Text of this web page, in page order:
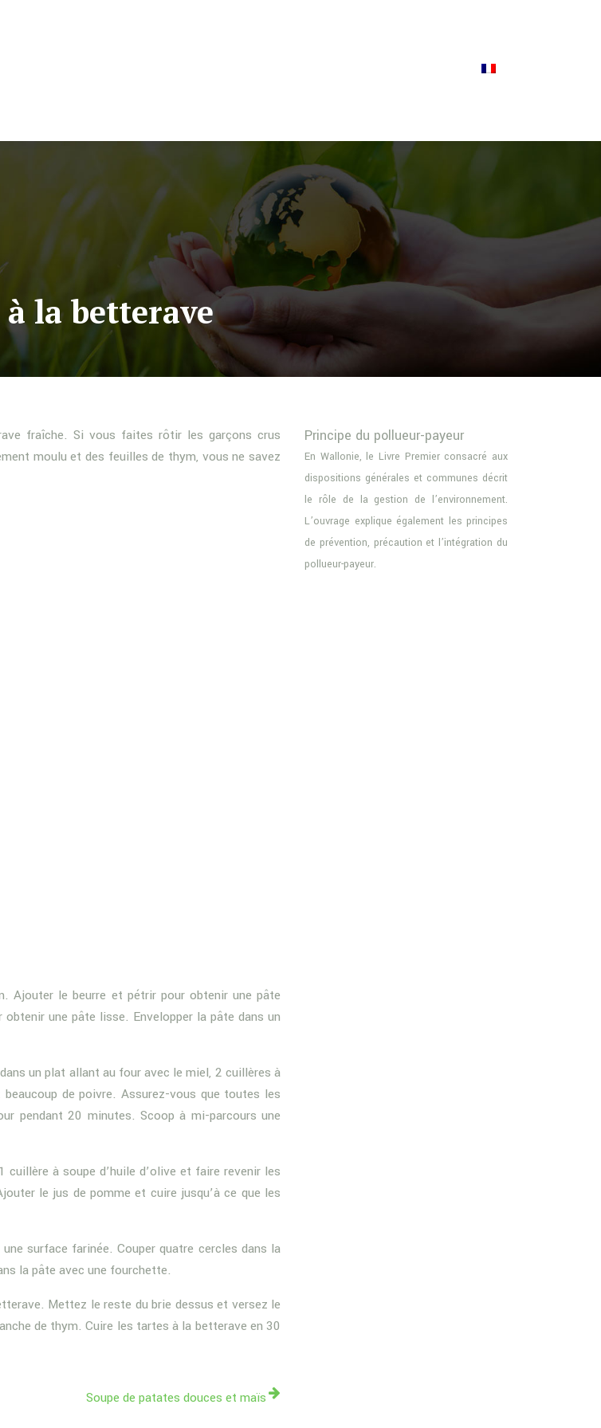
la betterave
fraîche. Si vous faites rôtir les garçons crus
moulu et des feuilles de thym, vous ne savez
Ajouter le beurre et pétrir pour obtenir une pâte
une pâte lisse. Envelopper la pâte dans un
un plat allant au four avec le miel, 2 cuillères à
de poivre. Assurez-vous que toutes les
pendant 20 minutes. Scoop à mi-parcours une
à soupe d’huile d’olive et faire revenir les
le jus de pomme et cuire jusqu’à ce que les
surface farinée. Couper quatre cercles dans la
la pâte avec une fourchette.
Mettez le reste du brie dessus et versez le
de thym. Cuire les tartes à la betterave en 30
Soupe de patates douces et maïs
Principe du pollueur-payeur
En Wallonie, le Livre Premier consacré aux
dispositions générales et communes décrit
le rôle de la gestion de l’environnement.
L’ouvrage explique également les principes
de prévention, précaution et l’intégration du
pollueur-payeur.